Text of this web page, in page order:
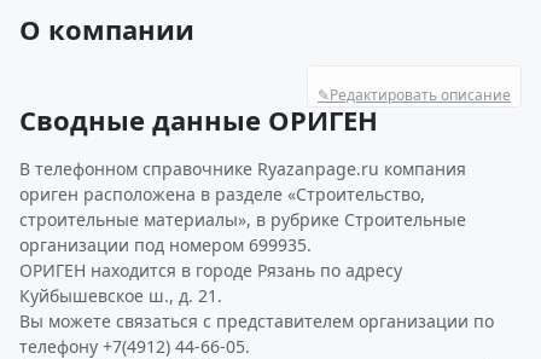
О компании
✎Редактировать описание
Сводные данные ОРИГЕН
В телефонном справочнике Ryazanpage.ru компания
ориген расположена в разделе «Строительство,
строительные материалы», в рубрике Строительные
организации под номером 699935.
ОРИГЕН находится в городе Рязань по адресу
Куйбышевское ш., д. 21.
Вы можете связаться с представителем организации по
телефону +7(4912) 44-66-05.